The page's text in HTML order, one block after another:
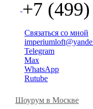
+7
Связаться со мной
Telegram
Max
WhatsApp
Rutube
Шоурум в Москве